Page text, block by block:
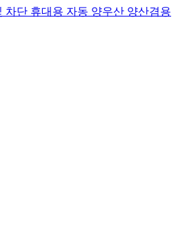
차단 휴대용 자동 양우산 양산겸용